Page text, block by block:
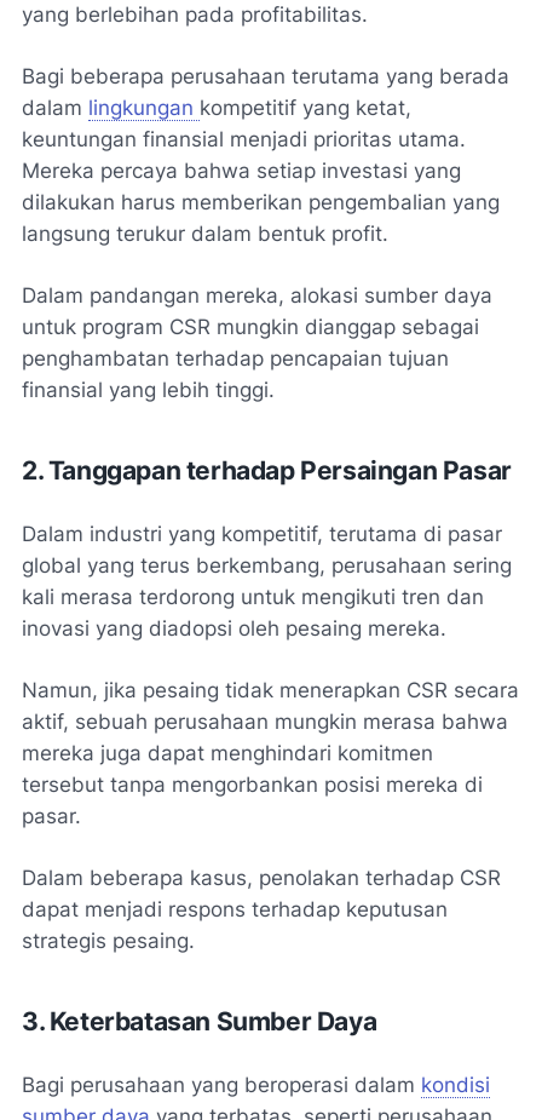
yang berlebihan pada profitabilitas.
Bagi beberapa perusahaan terutama yang berada
dalam lingkungan kompetitif yang ketat,
keuntungan finansial menjadi prioritas utama.
Mereka percaya bahwa setiap investasi yang
dilakukan harus memberikan pengembalian yang
langsung terukur dalam bentuk profit.
Dalam pandangan mereka, alokasi sumber daya
untuk program CSR mungkin dianggap sebagai
penghambatan terhadap pencapaian tujuan
finansial yang lebih tinggi.
2. Tanggapan terhadap Persaingan Pasar
Dalam industri yang kompetitif, terutama di pasar
global yang terus berkembang, perusahaan sering
kali merasa terdorong untuk mengikuti tren dan
inovasi yang diadopsi oleh pesaing mereka.
Namun, jika pesaing tidak menerapkan CSR secara
aktif, sebuah perusahaan mungkin merasa bahwa
mereka juga dapat menghindari komitmen
tersebut tanpa mengorbankan posisi mereka di
pasar.
Dalam beberapa kasus, penolakan terhadap CSR
dapat menjadi respons terhadap keputusan
strategis pesaing.
3. Keterbatasan Sumber Daya
Bagi perusahaan yang beroperasi dalam kondisi